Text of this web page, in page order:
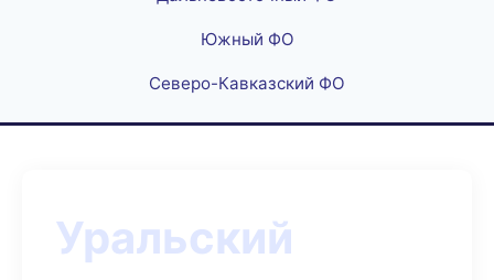
Южный ФО
Северо-Кавказский ФО
Уральский